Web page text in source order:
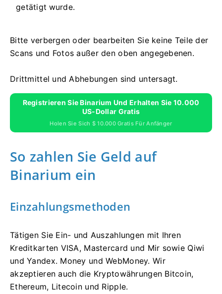
getätigt wurde.
Bitte verbergen oder bearbeiten Sie keine Teile der
Scans und Fotos außer den oben angegebenen.
Drittmittel und Abhebungen sind untersagt.
Registrieren Sie Binarium Und Erhalten Sie 10.000
US-Dollar Gratis
Holen Sie Sich $ 10.000 Gratis Für Anfänger
So zahlen Sie Geld auf
Binarium ein
Einzahlungsmethoden
Tätigen Sie Ein- und Auszahlungen mit Ihren
Kreditkarten VISA, Mastercard und Mir sowie Qiwi
und Yandex. Money und WebMoney. Wir
akzeptieren auch die Kryptowährungen Bitcoin,
Ethereum, Litecoin und Ripple.